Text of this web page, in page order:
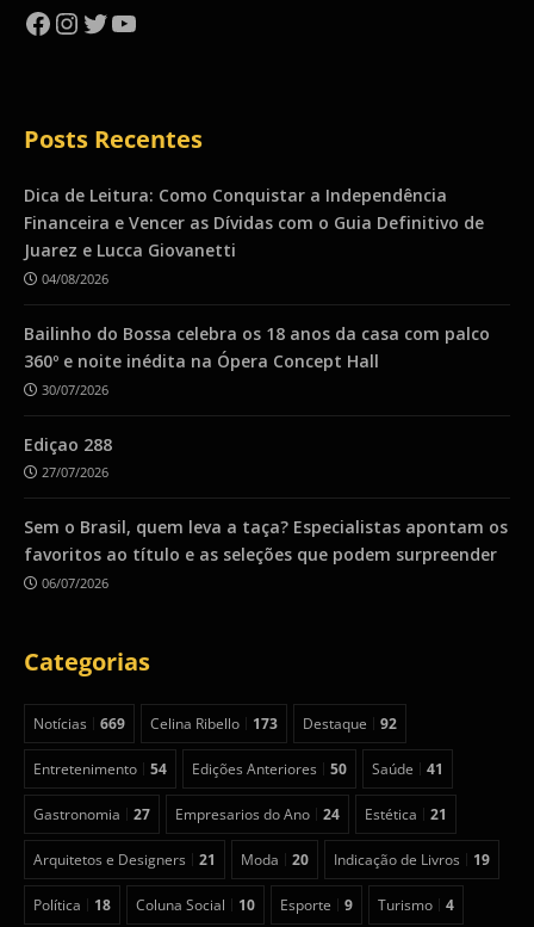
Facebook
Instagram
Twitter
YouTube
Posts Recentes
Dica de Leitura: Como Conquistar a Independência
Financeira e Vencer as Dívidas com o Guia Definitivo de
Juarez e Lucca Giovanetti
04/08/2026
Bailinho do Bossa celebra os 18 anos da casa com palco
360º e noite inédita na Ópera Concept Hall
30/07/2026
Ediçao 288
27/07/2026
Sem o Brasil, quem leva a taça? Especialistas apontam os
favoritos ao título e as seleções que podem surpreender
06/07/2026
Categorias
Notícias 669 Celina Ribello 173 Destaque 92
Entretenimento 54 Edições Anteriores 50 Saúde 41
Gastronomia 27 Empresarios do Ano 24 Estética 21
Arquitetos e Designers 21 Moda 20 Indicação de Livros 19
Política 18 Coluna Social 10 Esporte 9 Turismo 4